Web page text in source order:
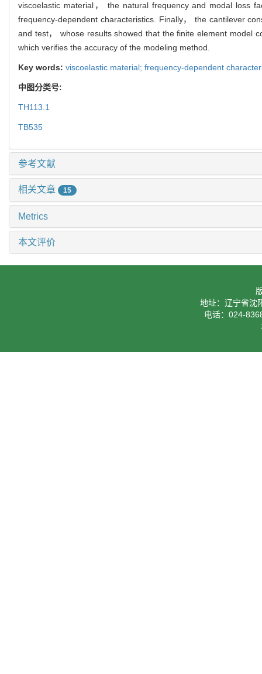
viscoelastic material， the natural frequency and modal loss
frequency-dependent characteristics. Finally， the cantilever
and test， whose results showed that the finite element model
which verifies the accuracy of the modeling method.
Key words: viscoelastic material; frequency-dependent
中图分类号:
TH113.1
TB535
参考文献
相关文章 15
Metrics
本文评价
地址：辽宁省沈
电话：024-